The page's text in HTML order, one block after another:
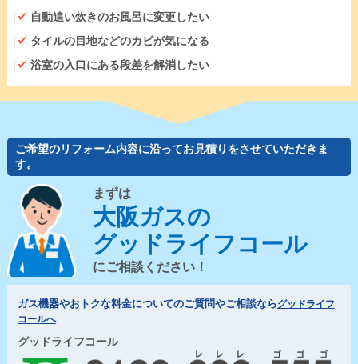
自動追い炊きのお風呂に変更したい
タイルの目地などのカビが気になる
浴室の入口にある段差を解消したい
ご希望のリフォーム内容に沿ってお見積りをさせていただきま
す。
まずは
大阪ガスの
グッドライフコール
にご相談ください！
ガス機器やおトクな料金についてのご質問やご相談ならグッドライフ
コールへ
グッドライフコール